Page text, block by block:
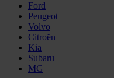
Ford
Peugeot
Volvo
Citroën
Kia
Subaru
MG